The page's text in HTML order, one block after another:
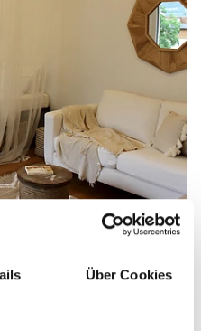
Über Cookies